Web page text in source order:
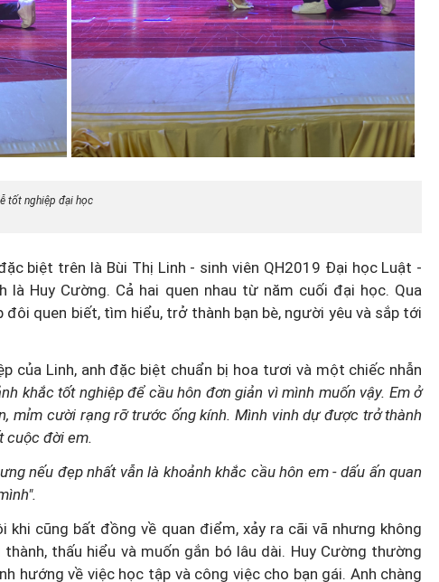
tốt nghiệp đại học
biệt trên là Bùi Thị Linh - sinh viên QH2019 Đại học Luật -
là Huy Cường. Cả hai quen nhau từ năm cuối đại học. Qua
đôi quen biết, tìm hiểu, trở thành bạn bè, người yêu và sắp tới
của Linh, anh đặc biệt chuẩn bị hoa tươi và một chiếc nhẫn
khắc tốt nghiệp để cầu hôn đơn giản vì mình muốn vậy. Em ở
mỉm cười rạng rỡ trước ống kính. Mình vinh dự được trở thành
cuộc đời em.
nếu đẹp nhất vẫn là khoảnh khắc cầu hôn em - dấu ấn quan
khi cũng bất đồng về quan điểm, xảy ra cãi vã nhưng không
thấu hiểu và muốn gắn bó lâu dài. Huy Cường thường
hướng về việc học tập và công việc cho bạn gái. Anh chàng
Bố mẹ
của con
Trò chuyện cùng Thanh Tâm: Phụ
nữ ngoài 40 tuổi đã chuẩn bị gì
cho mình?